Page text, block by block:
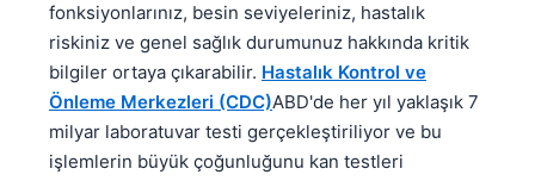
fonksiyonlarınız, besin seviyeleriniz, hastalık
riskiniz ve genel sağlık durumunuz hakkında kritik
bilgiler ortaya çıkarabilir. Hastalık Kontrol ve
Önleme Merkezleri (CDC)ABD'de her yıl yaklaşık 7
milyar laboratuvar testi gerçekleştiriliyor ve bu
işlemlerin büyük çoğunluğunu kan testleri